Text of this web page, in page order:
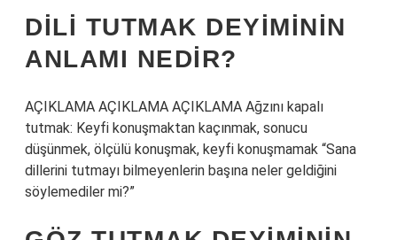
DILI TUTMAK DEYIMININ
ANLAMI NEDIR?
AÇIKLAMA AÇIKLAMA AÇIKLAMA Ağzını kapalı
tutmak: Keyfi konuşmaktan kaçınmak, sonucu
düşünmek, ölçülü konuşmak, keyfi konuşmamak “Sana
dillerini tutmayı bilmeyenlerin başına neler geldiğini
söylemediler mi?”